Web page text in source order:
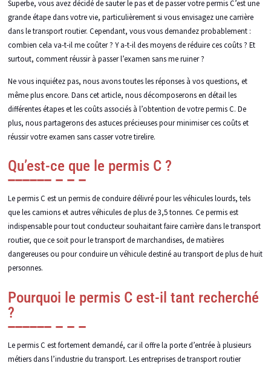
Superbe, vous avez décidé de sauter le pas et de passer votre permis C’est une
grande étape dans votre vie, particulièrement si vous envisagez une carrière
dans le transport routier. Cependant, vous vous demandez probablement :
combien cela va-t-il me coûter ? Y a-t-il des moyens de réduire ces coûts ? Et
surtout, comment réussir à passer l’examen sans me ruiner ?
Ne vous inquiétez pas, nous avons toutes les réponses à vos questions, et
même plus encore. Dans cet article, nous décomposerons en détail les
différentes étapes et les coûts associés à l’obtention de votre permis C. De
plus, nous partagerons des astuces précieuses pour minimiser ces coûts et
réussir votre examen sans casser votre tirelire.
Qu’est-ce que le permis C ?
Le permis C est un permis de conduire délivré pour les véhicules lourds, tels
que les camions et autres véhicules de plus de 3,5 tonnes. Ce permis est
indispensable pour tout conducteur souhaitant faire carrière dans le transport
routier, que ce soit pour le transport de marchandises, de matières
dangereuses ou pour conduire un véhicule destiné au transport de plus de huit
personnes.
Pourquoi le permis C est-il tant recherché
?
Le permis C est fortement demandé, car il offre la porte d’entrée à plusieurs
métiers dans l’industrie du transport. Les entreprises de transport routier